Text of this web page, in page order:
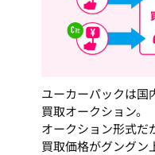
ユーカーパックは国
買取オークション。
オークション形式だ
買取価格がグングン